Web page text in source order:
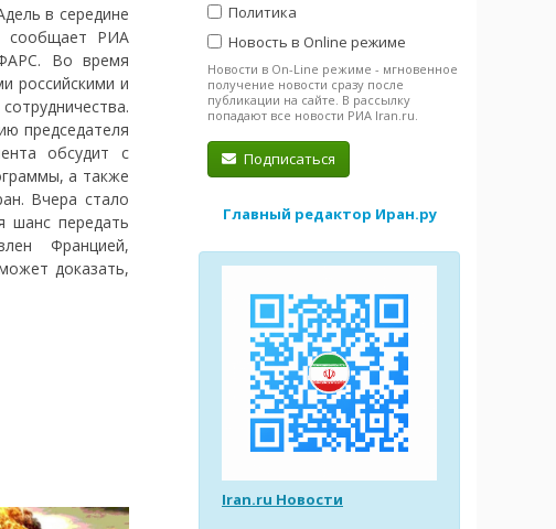
в середине
сообщает РИА
Во время
российскими и
председателя
обсудит с
а также
Вчера стало
шанс передать
Францией,
доказать,
Политика
Новость в Online режиме
Новости в On-Line режиме - мгновенное
получение новости сразу после
публикации на сайте. В рассылку
попадают все новости РИА Iran.ru.
Подписаться
Главный редактор Иран.ру
Iran.ru Новости